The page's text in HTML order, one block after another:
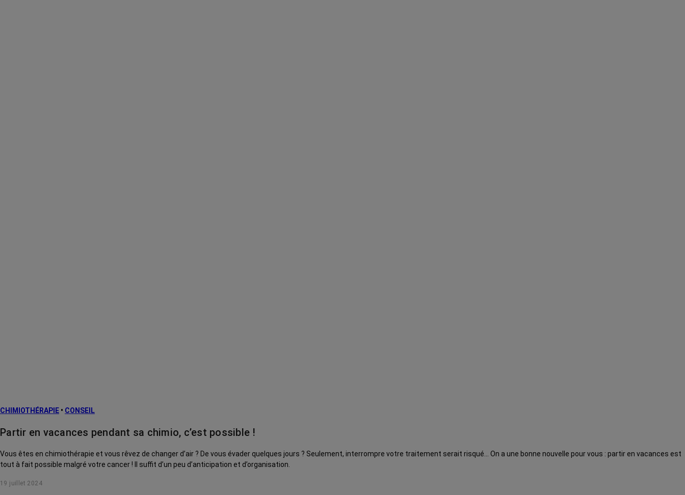
CHIMIOTHÉRAPIE • CONSEIL
Partir en vacances pendant sa chimio, c’est possible !
Vous êtes en chimiothérapie et vous rêvez de changer d’air ? De vous évader quelques jours ? Seulement, interrompre votre traitement serait risqué... On a une bonne nouvelle pour vous : partir en vacances est
tout à fait possible malgré votre cancer ! Il suffit d’un peu d’anticipation et d’organisation.
19 juillet 2024